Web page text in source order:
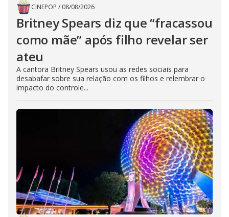
CINEPOP / 08/08/2026
Britney Spears diz que “fracassou
como mãe” após filho revelar ser
ateu
A cantora Britney Spears usou as redes sociais para
desabafar sobre sua relação com os filhos e relembrar o
impacto do controle...